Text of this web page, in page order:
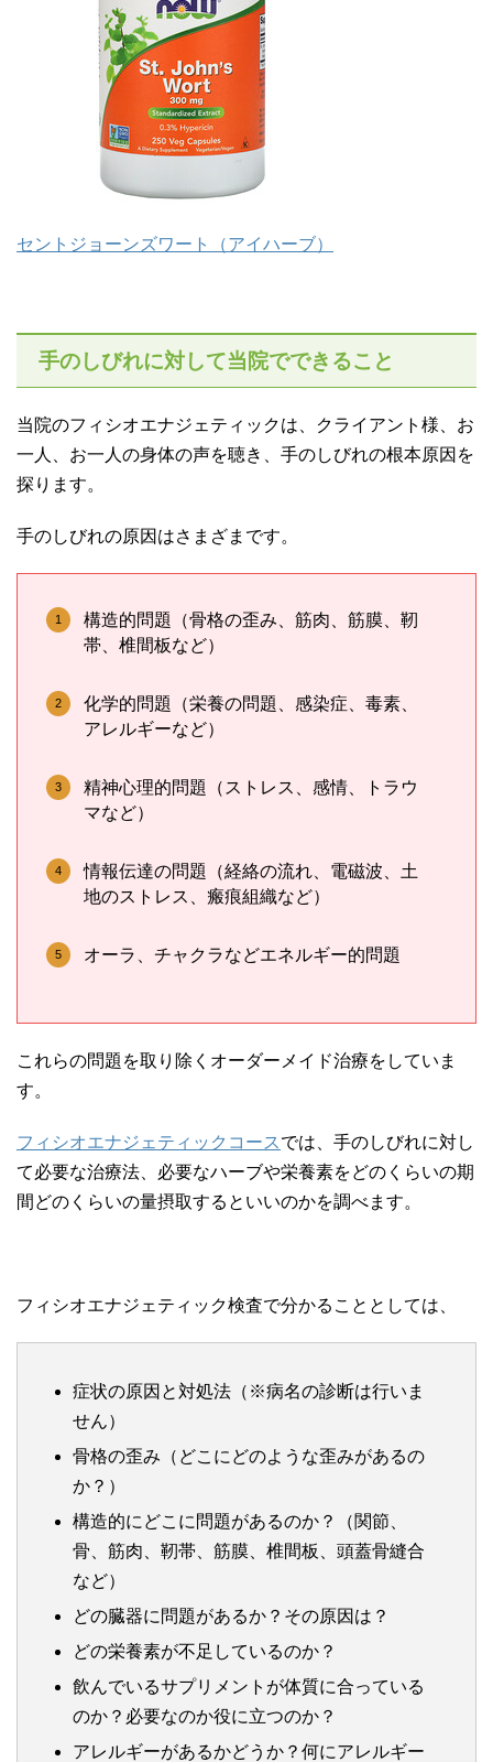
セントジョーンズワート（アイハーブ）
手のしびれに対して当院でできること
当院のフィシオエナジェティックは、クライアント様、お
一人、お一人の身体の声を聴き、手のしびれの根本原因を
探ります。
手のしびれの原因はさまざまです。
構造的問題（骨格の歪み、筋肉、筋膜、靭
帯、椎間板など）
化学的問題（栄養の問題、感染症、毒素、
アレルギーなど）
精神心理的問題（ストレス、感情、トラウ
マなど）
情報伝達の問題（経絡の流れ、電磁波、土
地のストレス、瘢痕組織など）
オーラ、チャクラなどエネルギー的問題
これらの問題を取り除くオーダーメイド治療をしていま
す。
フィシオエナジェティックコース では、手のしびれに対し
て必要な治療法、必要なハーブや栄養素をどのくらいの期
間どのくらいの量摂取するといいのかを調べます。
フィシオエナジェティック検査で分かることとしては、
症状の原因と対処法（※病名の診断は行いま
せん）
骨格の歪み（どこにどのような歪みがあるの
か？）
構造的にどこに問題があるのか？（関節、
骨、筋肉、靭帯、筋膜、椎間板、頭蓋骨縫合
など）
どの臓器に問題があるか？その原因は？
どの栄養素が不足しているのか？
飲んでいるサプリメントが体質に合っている
のか？必要なのか役に立つのか？
アレルギーがあるかどうか？何にアレルギー